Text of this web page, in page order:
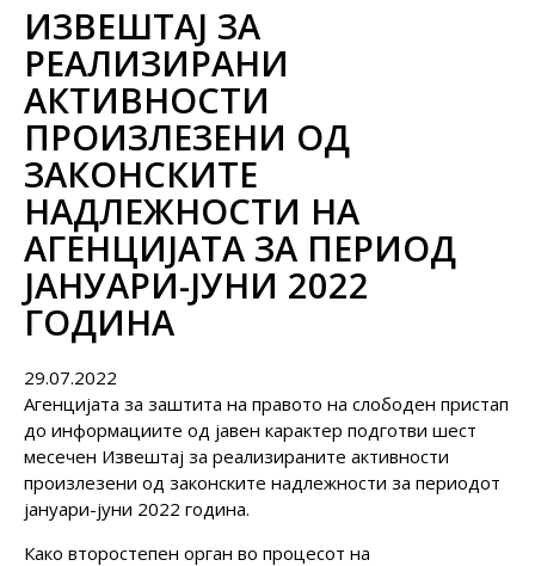
ИЗВЕШТАЈ ЗА
РЕАЛИЗИРАНИ
АКТИВНОСТИ
ПРОИЗЛЕЗЕНИ ОД
ЗАКОНСКИТЕ
НАДЛЕЖНОСТИ НА
АГЕНЦИЈАТА ЗА ПЕРИОД
ЈАНУАРИ-ЈУНИ 2022
ГОДИНА
29.07.2022
Агенцијата за заштита на правото на слободен пристап
до информациите од јавен карактер подготви шест
месечен Извештај за реализираните активности
произлезени од законските надлежности за периодот
јануари-јуни 2022 година.
Како второстепен орган во процесот на